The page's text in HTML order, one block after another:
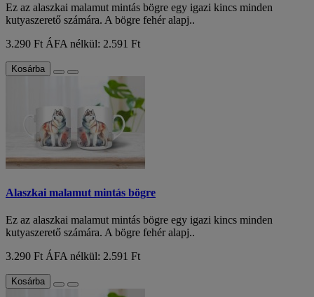
Ez az alaszkai malamut mintás bögre egy igazi kincs minden
kutyaszerető számára. A bögre fehér alapj..
3.290 Ft ÁFA nélkül: 2.591 Ft
Kosárba
Alaszkai malamut mintás bögre
Ez az alaszkai malamut mintás bögre egy igazi kincs minden
kutyaszerető számára. A bögre fehér alapj..
3.290 Ft ÁFA nélkül: 2.591 Ft
Kosárba